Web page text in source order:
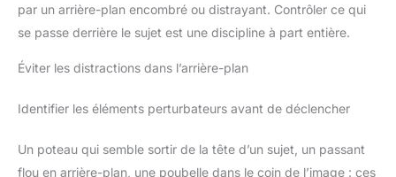
par un arrière-plan encombré ou distrayant. Contrôler ce qui
se passe derrière le sujet est une discipline à part entière.
Éviter les distractions dans l’arrière-plan
Identifier les éléments perturbateurs avant de déclencher
Un poteau qui semble sortir de la tête d’un sujet, un passant
flou en arrière-plan, une poubelle dans le coin de l’image : ces